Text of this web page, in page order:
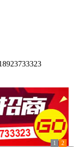
1 2